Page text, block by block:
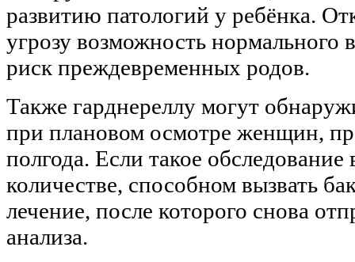
развитию патологий у ребёнка.
угрозу возможность
риск преждевременных родов.
Также гарднереллу могут
при плановом осмотре женщин,
полгода. Если такое
количестве, способном вызвать
лечение, после которого снова
анализа.